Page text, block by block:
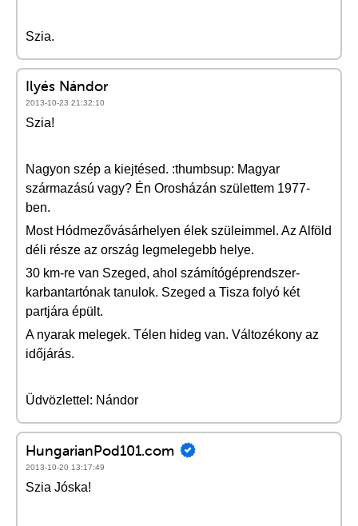
Szia.
Ilyés Nándor
2013-10-23 21:32:10
Szia!
Nagyon szép a kiejtésed. :thumbsup: Magyar
származású vagy? Én Orosházán születtem 1977-
ben.
Most Hódmezővásárhelyen élek szüleimmel. Az Alföld
déli része az ország legmelegebb helye.
30 km-re van Szeged, ahol számítógéprendszer-
karbantartónak tanulok. Szeged a Tisza folyó két
partjára épült.
A nyarak melegek. Télen hideg van. Változékony az
időjárás.
Üdvözlettel: Nándor
HungarianPod101.com
2013-10-20 13:17:49
Szia Jóska!